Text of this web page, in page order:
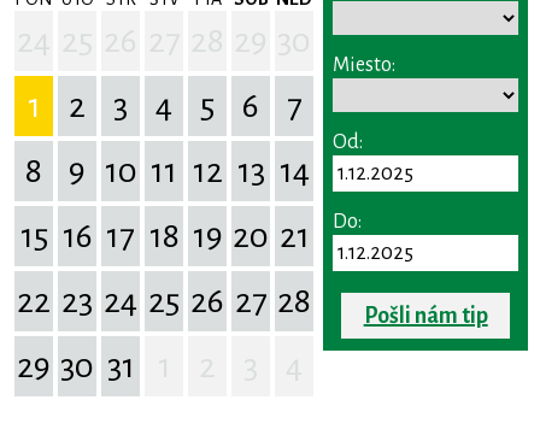
1
2 3 4 5 6
7
8
9 10 11 12 13 14
15 16 17 18 19 20 21
22 23 24 25 26 27 28
29 30 31
Miesto:
Od:
Do:
Pošli nám tip